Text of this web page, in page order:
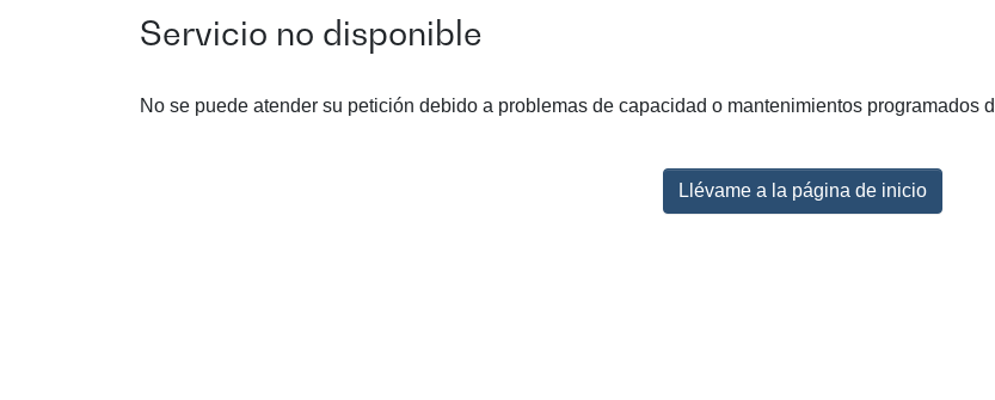
Servicio no disponible
No se puede atender su petición debido a problemas de capacidad o mantenimientos programados
Llévame a la página de inicio